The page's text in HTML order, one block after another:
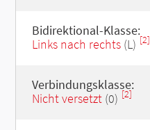
Bidirektional-Klasse:
Links nach rechts(L) [2]
Verbindungsklasse:
Nicht versetzt(0) [2]